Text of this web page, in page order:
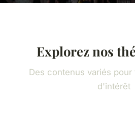
Explorez nos
Des contenus variés
d'intérêt